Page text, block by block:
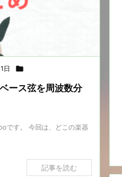
日 
ース弦を周波数分
です。 今回は、どこの楽器
記事を読む